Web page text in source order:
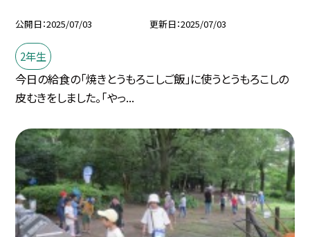
公開日 2025/07/03 更新日 2025/07/03
2年生
今日の給食の「焼きとうもろこしご飯」に使うとうもろこしの
皮むきをしました。「やっ...